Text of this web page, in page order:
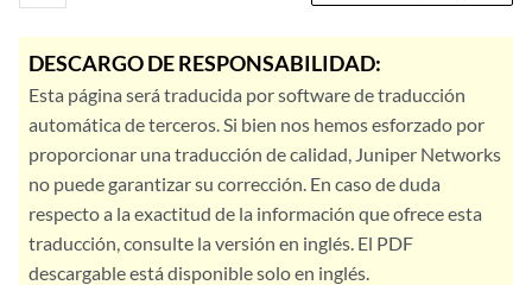
DESCARGO DE RESPONSABILIDAD:
Esta página será traducida por software de traducción
automática de terceros. Si bien nos hemos esforzado por
proporcionar una traducción de calidad, Juniper Networks
no puede garantizar su corrección. En caso de duda
respecto a la exactitud de la información que ofrece esta
traducción, consulte la versión en inglés. El PDF
descargable está disponible solo en inglés.